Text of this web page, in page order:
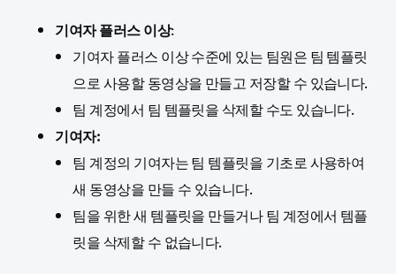
기여자 플러스 이상:
기여자 플러스 이상 수준에 있는 팀원은 팀 템플릿
으로 사용할 동영상을 만들고 저장할 수 있습니다.
팀 계정에서 팀 템플릿을 삭제할 수도 있습니다.
기여자:
팀 계정의 기여자는 팀 템플릿을 기초로 사용하여
새 동영상을 만들 수 있습니다.
팀을 위한 새 템플릿을 만들거나 팀 계정에서 템플
릿을 삭제할 수 없습니다.